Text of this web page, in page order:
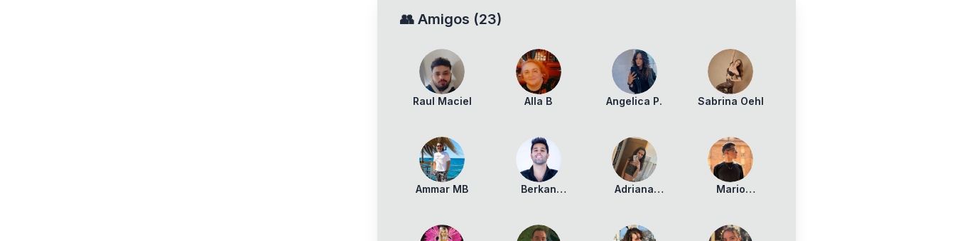
👥 Amigos (23)
Raul Maciel Alla B Angelica P. Sabrina Oehl
Ammar MB
Berkan
Adriana
Mario